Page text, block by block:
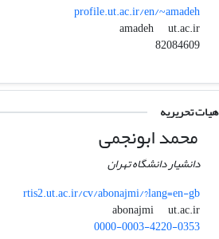
profile.ut.ac.ir/en/~amadeh
amadeh
ut.ac.ir
82084609
هیات تحریریه
محمد ابونجمی
دانشیار دانشگاه تهران
rtis2.ut.ac.ir/cv/abonajmi/?lang=en-gb
abonajmi
ut.ac.ir
0000-0003-4220-0353